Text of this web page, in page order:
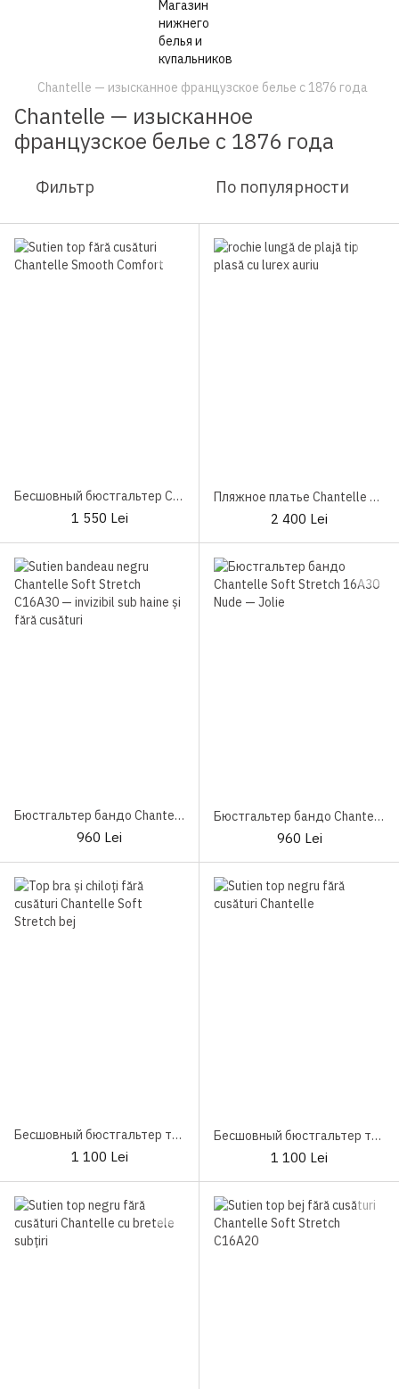
Chantelle — изысканное французское белье с 1876 года
Chantelle — изысканное
французское белье с 1876 года
Фильтр По популярности
Бесшовный бюстгальтер Chantelle Smooth Comfort C10U10
1 550 Lei
Пляжное платье Chantelle Pulp Metallic
2 400 Lei
Бюстгальтер бандо Chantelle Soft Stretch 16A30
960 Lei
Бюстгальтер бандо Chantelle Soft Stretch 16A30 Nude
960 Lei
Бесшовный бюстгальтер топ Chantelle Soft Stretch C16A10
1 100 Lei
Бесшовный бюстгальтер топ Chantelle Soft Stretch C16A10
1 100 Lei